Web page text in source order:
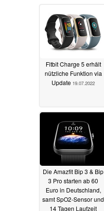
Fitbit Charge 5 erhält
nützliche Funktion via
Update 19.07.2022
Die Amazfit Bip 3 & Bip
3 Pro starten ab 60
Euro in Deutschland,
samt SpO2-Sensor und
14 Tagen Laufzeit